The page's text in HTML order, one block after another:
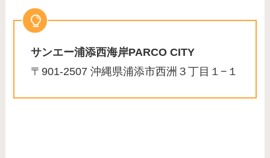
サンエー浦添西海岸PARCO CITY
〒901-2507 沖縄県浦添市西洲３丁目１−１